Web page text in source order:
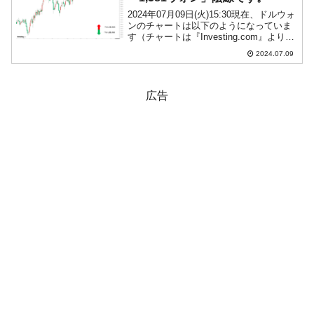
2024年07月09日(火)15:30現在、ドルウォ
ンのチャートは以下のようになっていま
す（チャートは『Investing.com』より引
用）。陰線が伸びました。現在のところ
「1ドル＝1,381ウォン」近辺の攻防とな
2024.07.09
広告